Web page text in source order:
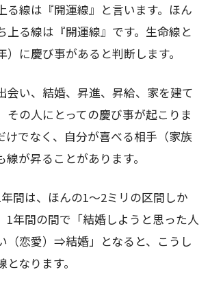
る線は『開運線』と言います。ほん
上る線は『開運線』です。生命線と
）に慶び事があると判断します。
会い、結婚、昇進、昇給、家を建て
その人にとっての慶び事が起こりま
けでなく、自分が喜べる相手（家族
線が昇ることがあります。
間は、ほんの1～2ミリの区間しか
1年間の間で「結婚しようと思った人
（恋愛）⇒結婚」となると、こうし
なります。